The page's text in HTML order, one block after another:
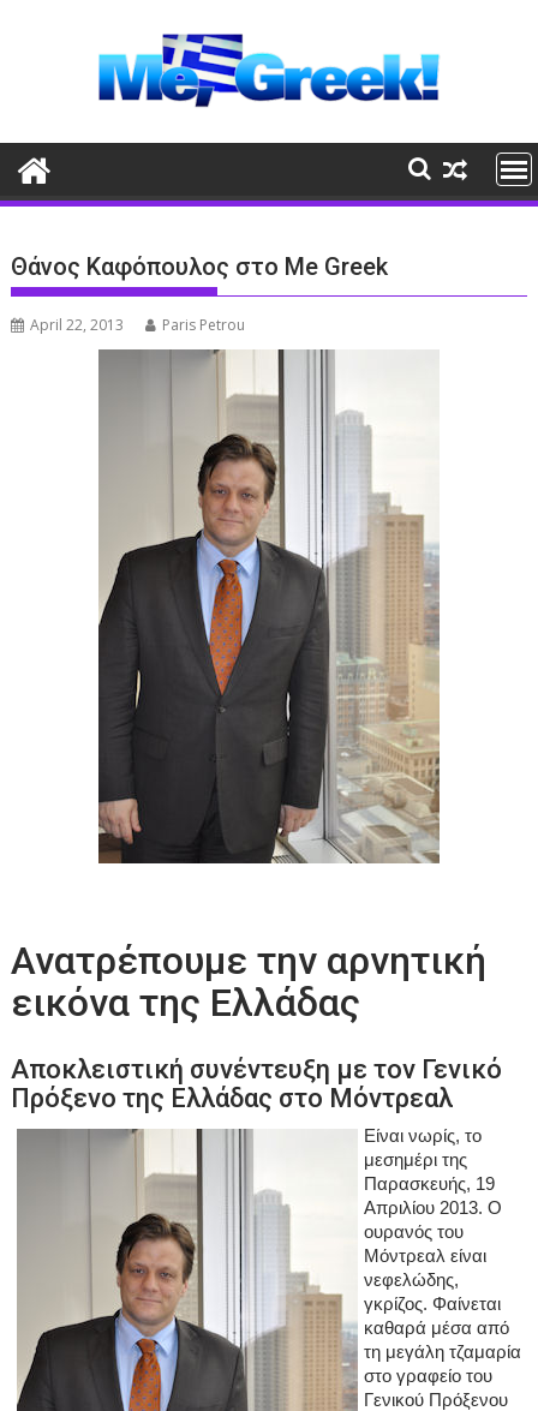
Θάνος Καφόπουλος στο Me Greek
April 22, 2013 Paris Petrou
Ανατρέπουμε την αρνητική
εικόνα της Ελλάδας
Αποκλειστική συνέντευξη με τον Γενικό
Πρόξενο της Ελλάδας στο Μόντρεαλ
Είναι νωρίς, το
μεσημέρι της
Παρασκευής, 19
Απριλίου 2013. Ο
ουρανός του
Μόντρεαλ είναι
νεφελώδης,
γκρίζος. Φαίνεται
καθαρά μέσα από
τη μεγάλη τζαμαρία
στο γραφείο του
Γενικού Πρόξενου